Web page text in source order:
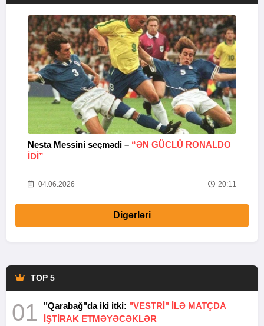
Nesta Messini seçmədi – “ƏN GÜCLÜ RONALDO
IDI”
04.06.2026 20:11
Digərləri
TOP 5
01 "Qarabağ"da iki itki: "VESTRİ" İLƏ MATÇDA
İŞTİRAK ETMƏYƏCƏKLƏR